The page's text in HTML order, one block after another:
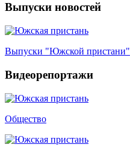
Выпуски новостей
Выпуски "Южской пристани"
Видеорепортажи
Общество